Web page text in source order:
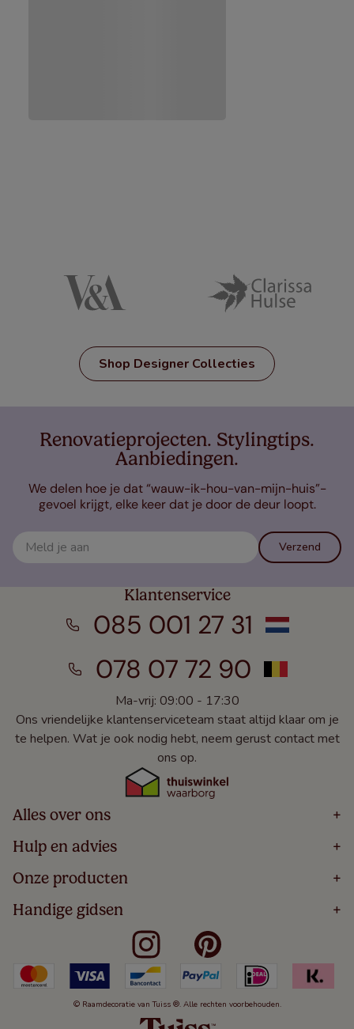
Shop Designer Collecties
Renovatieprojecten. Stylingtips.
Aanbiedingen.
We delen hoe je dat “wauw-ik-hou-van-mijn-huis”-
gevoel krijgt, elke keer dat je door de deur loopt.
Verzend
Klantenservice
085 001 27 31
078 07 72 90
Ma-vrij: 09:00 - 17:30
Ons vriendelijke klantenserviceteam staat altijd klaar om je
te helpen. Wat je ook nodig hebt, neem gerust contact met
ons op.
Alles over ons +
Home
Over
Bestellen
Winacties
Veelgestelde Vragen
Hulp en advies +
Volg Je Bestelling
Levering
5 Jaar Garantie
Algemene Voorwaarden
Kindveiligheid
Cookies
Herroepingsrecht
Onze producten +
Houten Jaloezieën
Rolgordijnen
Verticale Jaloezieën
Duo Rolgordijnen
Duo Plisségordijnen
Handige gidsen +
Meten Voor Raamdecoratie
Badkamer Raamdecoratie
Slaapkamer Raamdecoratie
Keuken Raamdecoratie
De Jaloezieën Gids
© Raamdecoratie van Tuiss ®. Alle rechten voorbehouden.